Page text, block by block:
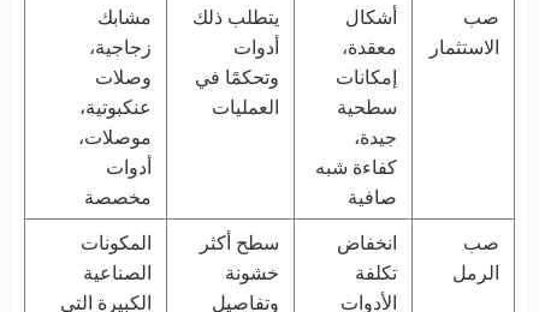
صب
الاستثمار
أشكال
معقدة،
إمكانات
سطحية
جيدة،
كفاءة شبه
صافية
يتطلب ذلك
أدوات
وتحكمًا في
العمليات
مشابك
زجاجية،
وصلات
عنكبوتية،
موصلات،
أدوات
مخصصة
صب
الرمل
انخفاض
تكلفة
الأدوات
سطح أكثر
خشونة
وتفاصيل
المكونات
الصناعية
الكبيرة التي